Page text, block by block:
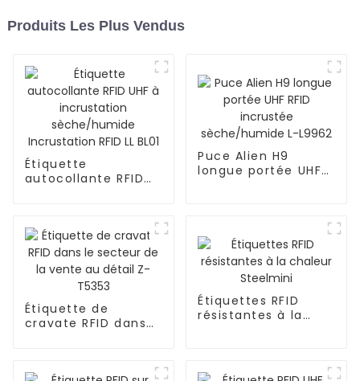
Produits Les Plus Vendus
Étiquette
autocollante RFID
Incrustation RFID LL
BL01
Puce Alien H9
longue portée UHF
Étiquette de
cravate RFID dans
Étiquettes RFID
résistantes à la